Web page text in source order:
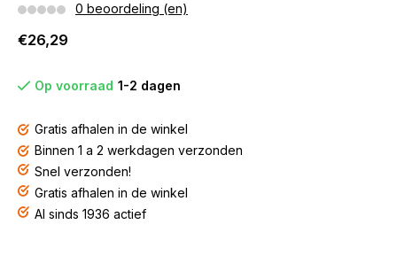
0 beoordeling (en)
€26,29
Op voorraad 1-2 dagen
Gratis afhalen in de winkel
Binnen 1 a 2 werkdagen verzonden
Snel verzonden!
Gratis afhalen in de winkel
Al sinds 1936 actief